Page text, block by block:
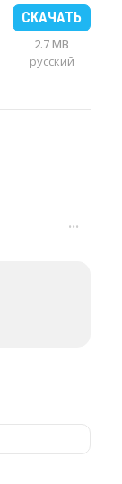
СКАЧАТЬ
2.7 MB
русский
···